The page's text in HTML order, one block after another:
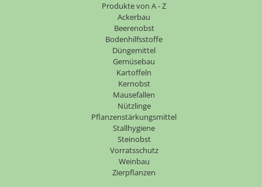
Produkte von A - Z
Ackerbau
Beerenobst
Bodenhilfsstoffe
Düngemittel
Gemüsebau
Kartoffeln
Kernobst
Mausefallen
Nützlinge
Pflanzenstärkungsmittel
Stallhygiene
Steinobst
Vorratsschutz
Weinbau
Zierpflanzen